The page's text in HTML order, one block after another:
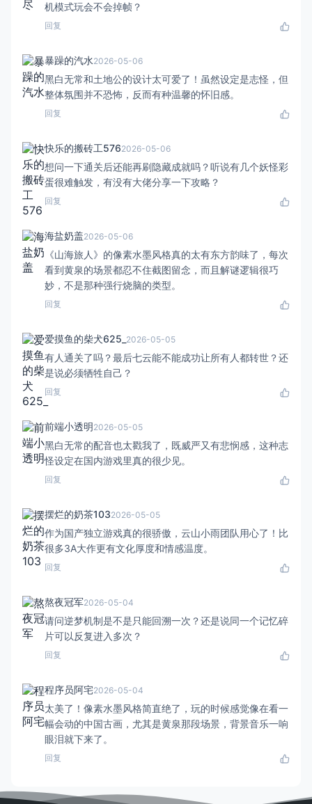
机模式玩会不会掉帧？
回复
暴躁的汽水2026-05-06
黑白无常和土地公的设计太可爱了！虽然设定是志怪，但
整体氛围并不恐怖，反而有种温馨的怀旧感。
回复
快乐的搬砖工5762026-05-06
想问一下通关后还能再刷隐藏成就吗？听说有几个妖怪彩
蛋很难触发，有没有大佬分享一下攻略？
回复
海盐奶盖2026-05-06
《山海旅人》的像素水墨风格真的太有东方韵味了，每次
看到黄泉的场景都忍不住截图留念，而且解谜逻辑很巧
妙，不是那种强行烧脑的类型。
回复
爱摸鱼的柴犬625_ 2026-05-05
有人通关了吗？最后七云能不能成功让所有人都转世？还
是说必须牺牲自己？
回复
前端小透明2026-05-05
黑白无常的配音也太戳我了，既威严又有悲悯感，这种志
怪设定在国内游戏里真的很少见。
回复
摆烂的奶茶1032026-05-05
作为国产独立游戏真的很骄傲，云山小雨团队用心了！比
很多3A大作更有文化厚度和情感温度。
回复
熬夜冠军2026-05-04
请问逆梦机制是不是只能回溯一次？还是说同一个记忆碎
片可以反复进入多次？
回复
程序员阿宅2026-05-04
太美了！像素水墨风格简直绝了，玩的时候感觉像在看一
幅会动的中国古画，尤其是黄泉那段场景，背景音乐一响
眼泪就下来了。
回复